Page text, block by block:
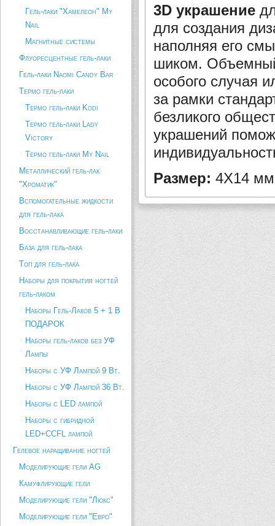
Гель-лаки "Хамелеон" My
Nail
Магнитные системы
Флуоресцентные гель-лаки
Гель-лаки Naomi Candy Bar
Термо гель-лаки
Термо гель-лаки Kodi
Термо гель-лаки Lady
Victory
Термо гель-лаки My Nail
Металлический гель-лак
"Хроматик"
Вспомогательные жидкости
для гель-лака
Восстанавливающие гель-лаки
База для гель-лака
Топ для гель-лака
Наборы для покрытия ногтей
гель-лаком
Наборы Гель-Лаков 5 + 1 В
ПОДАРОК
Наборы гель-лаков без УФ
Лампы
Наборы с УФ Лампой 9 Вт.
Наборы с УФ Лампой 36 Вт.
Наборы с LED лампой
Наборы с гибридной
LED+CCFL лампой
Гелевое наращивание ногтей
Моделирующие гели AG
Камуфлирующие гели
Моделирующие гели "Люкс"
Моделирующие гели "Евро"
3D украшение
для создания
наполняя его
шиком.
особого случая
за рамки
безликого
украшений
Размер: 4Х14 мм